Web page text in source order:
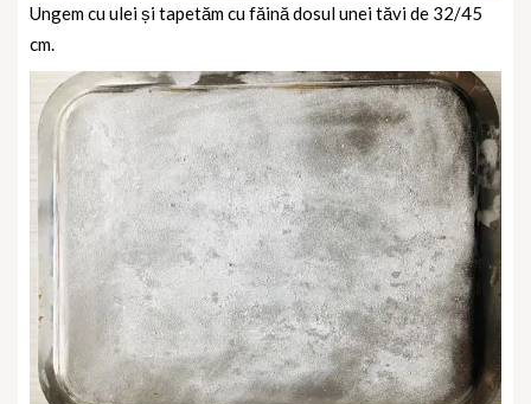
Ungem cu ulei și tapetăm cu făină dosul unei tăvi de 32/45
cm.